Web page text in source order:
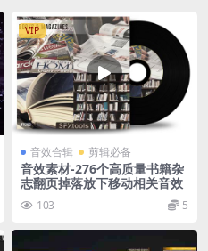
VIP
音效合辑 剪辑必备
音效素材-276个高质量书籍杂
志翻页掉落放下移动相关音效
103 5